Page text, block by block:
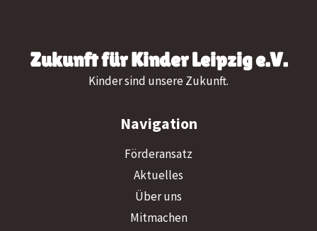
Zukunft für Kinder Leipzig e.V.
Kinder sind unsere Zukunft.
Navigation
Förderansatz
Aktuelles
Über uns
Mitmachen